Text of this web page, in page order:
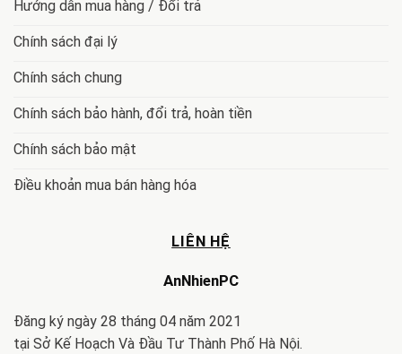
Hướng dẫn mua hàng / Đổi trả
Chính sách đại lý
Chính sách chung
Chính sách bảo hành, đổi trả, hoàn tiền
Chính sách bảo mật
Điều khoản mua bán hàng hóa
LIÊN HỆ
AnNhienPC
Đăng ký ngày 28 tháng 04 năm 2021
tại Sở Kế Hoạch Và Đầu Tư Thành Phố Hà Nội.